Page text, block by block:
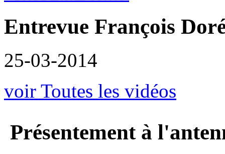
Entrevue François
25-03-2014
voir Toutes les vidéos
Présentement à